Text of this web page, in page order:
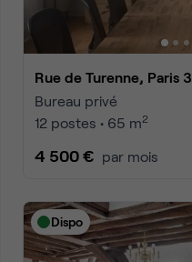
Rue de Turenne, Paris 3
Bureau privé
12 postes • 65 m2
4 500 € par mois
Dispo